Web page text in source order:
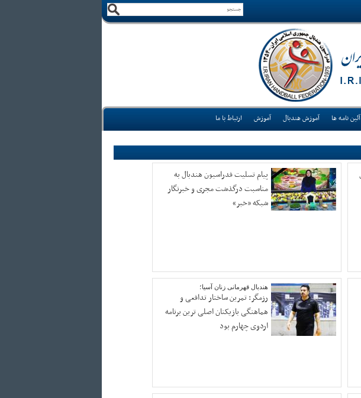
نامه ها آموزش هندبال آموزش ارتباط با ما
پیام تسلیت فدراسیون هندبال به
مناسبت درگذشت مجری و خبرنگار
شبکه «خبر»
هندبال قهرمانی زنان آسیا؛
رزمگر: تمرین ساختار تدافعی و
هماهنگی بازیکنان اصلی ترین برنامه
اردوی چهارم بود